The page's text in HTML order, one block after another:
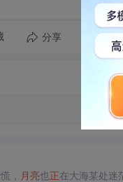
分享 转发
， 月亮也 正在大海某处迷